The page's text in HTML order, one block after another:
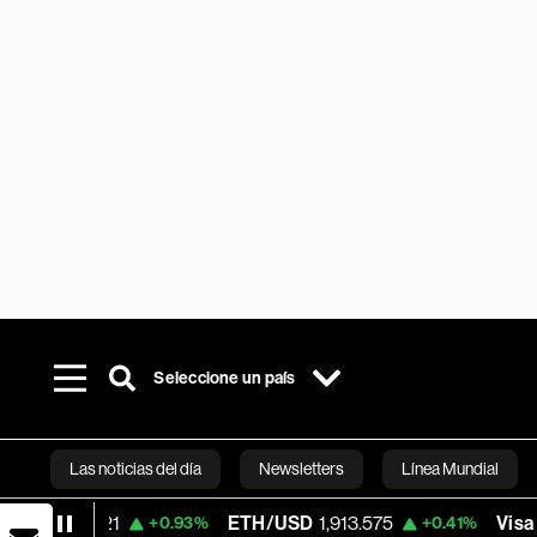
Seleccione un país
Las noticias del día Newsletters Línea Mundial
Bloomberg
ETH/USD 1,913.575 +0.41% Visa 370.47